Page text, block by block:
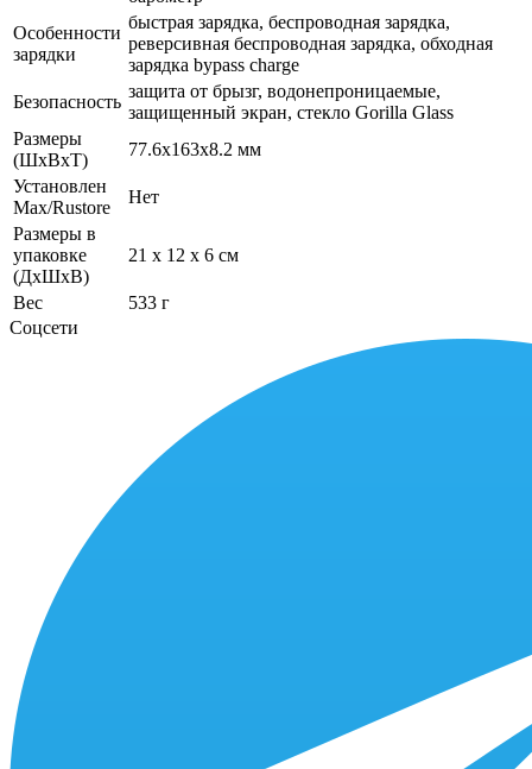
Особенности
зарядки
быстрая зарядка, беспроводная зарядка,
реверсивная беспроводная зарядка, обходная
зарядка bypass charge
Безопасность
защита от брызг, водонепроницаемые,
защищенный экран, cтекло Gorilla Glass
Размеры
(ШхВхТ)
77.6x163x8.2 мм
Установлен
Max/Rustore
Нет
Размеры в
упаковке
(ДхШхВ)
21 x 12 x 6 см
Вес
533 г
Соцсети